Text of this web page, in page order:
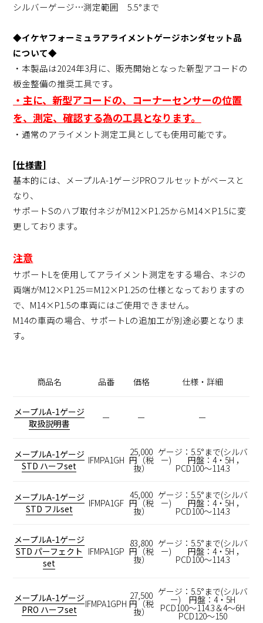
シルバーゲージ…測定範囲 5.5°まで
◆イケヤフォーミュラアライメントゲージホンダセット品
について◆
・本製品は2024年3月に、販売開始となった新型アコードの
板金整備の推奨工具です。
・主に、新型アコードの、コーナーセンサーの位置
を、測定、確認する為の工具となります。
・通常のアライメント測定工具としても使用可能です。
[仕様書]
基本的には、メープルA-1ゲージPROフルセットがベースと
なり、
サポートSのハブ取付ネジがM12×P1.25からM14×P1.5に変
更しております。
注意
サポートLを使用してアライメント測定をする場合、ネジの
両端がM12×P1.25＝M12×P1.25の仕様となっておりますの
で、M14×P1.5の車両にはご使用できません。
M14の車両の場合、サポートLの追加工が別途必要となりま
す。
商品名 品番 価格 仕様・詳細
メープルA-1ゲージ
取扱説明書
ー ー ー
メープルA-1ゲージ
STD ハーフset
IFMPA1GH
25,000
円（税
抜）
ゲージ：5.5°まで(シルバ
ー) 円盤：4・5H ，
PCD100～114.3
メープルA-1ゲージ
STD フルset
IFMPA1GF
45,000
円（税
抜）
ゲージ：5.5°まで(シルバ
ー) 円盤：4・5H ，
PCD100～114.3
メープルA-1ゲージ
STD パーフェクト
set
IFMPA1GP
83,800
円（税
抜）
ゲージ：5.5°まで(シルバ
ー) 円盤：4・5H ，
PCD100～114.3
メープルA-1ゲージ
PRO ハーフset
IFMPA1GPH
27,500
円（税
抜）
ゲージ：5.5°まで(シルバ
ー) 円盤：4・5H
PCD100～114.3＆4～6H
PCD120～150